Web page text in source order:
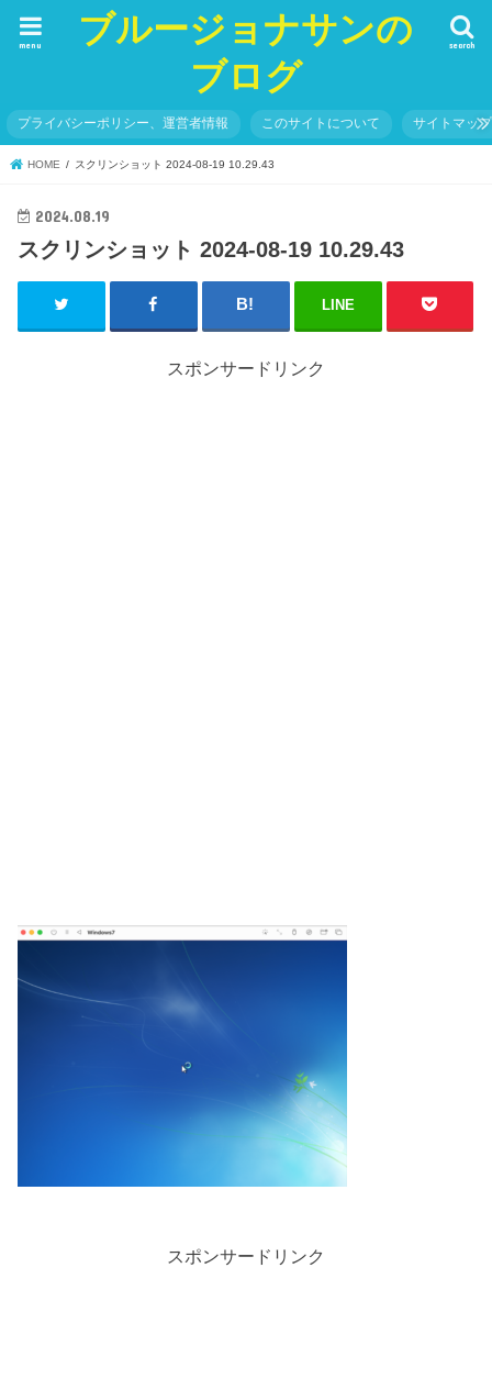
ブルージョナサンの
ブログ
search
menu
プライバシーポリシー、運営者情報 このサイトについて サイトマップ
HOME スクリンショット 2024-08-19 10.29.43
2024.08.19
スクリンショット 2024-08-19 10.29.43
LINE
スポンサードリンク
スポンサードリンク